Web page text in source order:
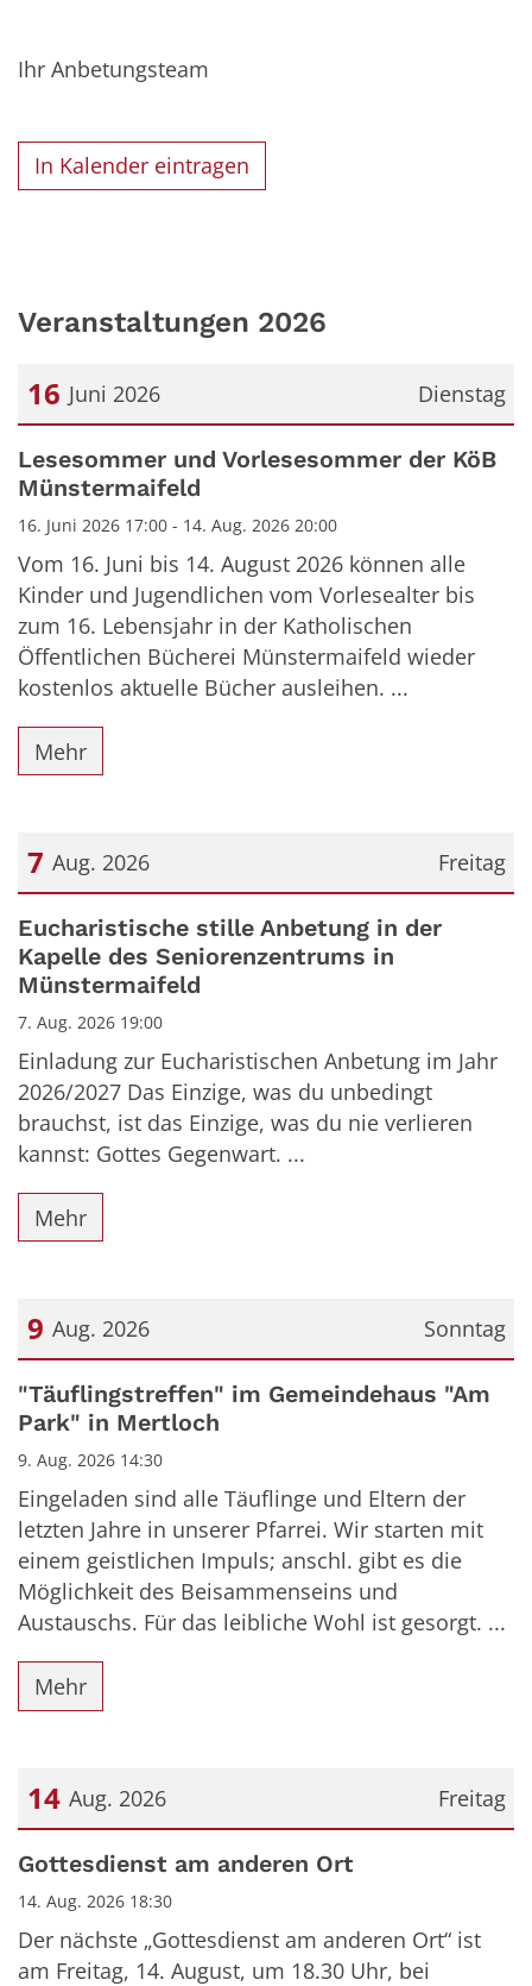
Ihr Anbetungsteam
In Kalender eintragen
Veranstaltungen 2026
Dienstag
16 Juni 2026
Datum: 16. Juni 2026
Lesesommer und Vorlesesommer der KöB
Münstermaifeld
16. Juni 2026 17:00 - 14. Aug. 2026 20:00
Vom 16. Juni bis 14. August 2026 können alle
Kinder und Jugendlichen vom Vorlesealter bis
zum 16. Lebensjahr in der Katholischen
Öffentlichen Bücherei Münstermaifeld wieder
kostenlos aktuelle Bücher ausleihen. ...
Mehr
Freitag
7 Aug. 2026
Datum: 7. August 2026
Eucharistische stille Anbetung in der
Kapelle des Seniorenzentrums in
Münstermaifeld
7. Aug. 2026 19:00
Einladung zur Eucharistischen Anbetung im Jahr
2026/2027 Das Einzige, was du unbedingt
brauchst, ist das Einzige, was du nie verlieren
kannst: Gottes Gegenwart. ...
Mehr
Sonntag
9 Aug. 2026
Datum: 9. August 2026
"Täuflingstreffen" im Gemeindehaus "Am
Park" in Mertloch
9. Aug. 2026 14:30
Eingeladen sind alle Täuflinge und Eltern der
letzten Jahre in unserer Pfarrei. Wir starten mit
einem geistlichen Impuls; anschl. gibt es die
Möglichkeit des Beisammenseins und
Austauschs. Für das leibliche Wohl ist gesorgt. ...
Mehr
Freitag
14 Aug. 2026
Datum: 14. August 2026
Gottesdienst am anderen Ort
14. Aug. 2026 18:30
Der nächste „Gottesdienst am anderen Ort“ ist
am Freitag, 14. August, um 18.30 Uhr, bei